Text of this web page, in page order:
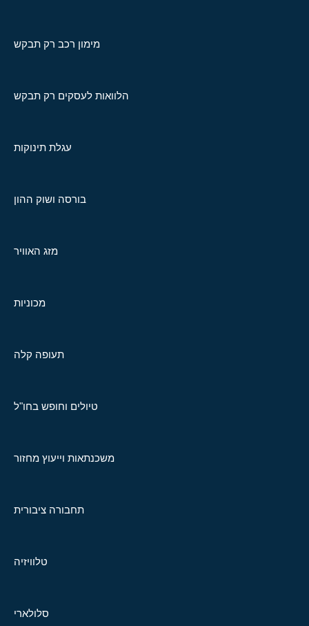
מימון רכב רק תבקש
הלוואות לעסקים רק תבקש
עגלת תינוקות
בורסה ושוק ההון
מזג האוויר
מכוניות
תעופה קלה
טיולים וחופש בחו"ל
משכנתאות וייעוץ מחזור
תחבורה ציבורית
טלוויזיה
סלולארי